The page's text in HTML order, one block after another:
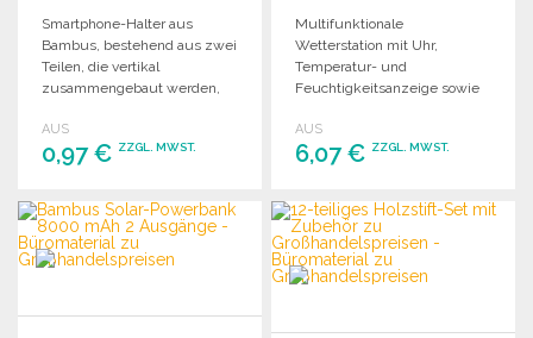
Smartphone-Halter aus
Bambus, bestehend aus zwei
Teilen, die vertikal
zusammengebaut werden,
halten.
AUS
0,97 € ZZGL. MWST.
BESTELLEN
Angebot anfordern
Multifunktionale
Wetterstation mit Uhr,
Temperatur- und
Feuchtigkeitsanzeige sowie
AAA-Batterien (nicht
enthalten).
AUS
6,07 € ZZGL. MWST.
BESTELLEN
Angebot anfordern